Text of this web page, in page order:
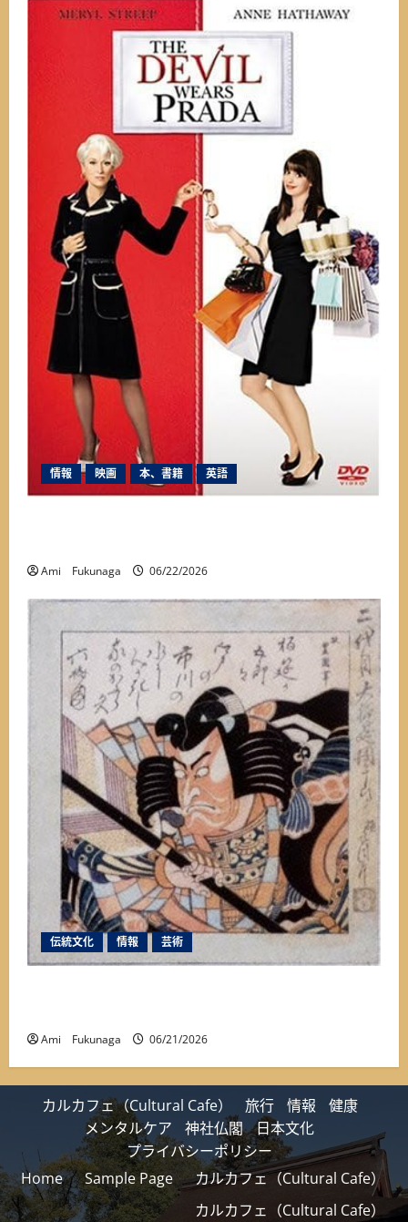
情報 映画 本、書籍 英語
Ami Fukunaga 06/22/2026
伝統文化 情報 芸術
Ami Fukunaga 06/21/2026
カルカフェ（Cultural Cafe） 旅行 情報
健康
メンタルケア
神社仏閣
日本文化
プライバシーポリシー
Home
Sample Page
カルカフェ（Cultural Cafe）
カルカフェ（Cultural Cafe）